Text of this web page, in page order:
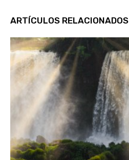
ARTÍCULOS RELACIONADOS